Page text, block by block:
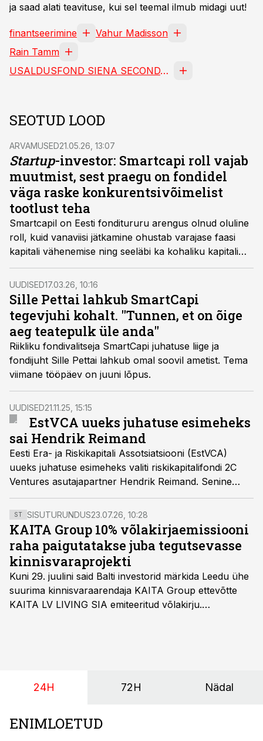
ja saad alati teavituse, kui sel teemal ilmub midagi uut!
finantseerimine
Vahur Madisson
Rain Tamm
USALDUSFOND SIENA SECONDARY FUND II UÜ
SEOTUD LOOD
ARVAMUSED21.05.26, 13:07
Startup-investor: Smartcapi roll vajab
muutmist, sest praegu on fondidel
väga raske konkurentsivõimelist
tootlust teha
Smartcapil on Eesti fonditururu arengus olnud oluline
roll, kuid vanaviisi jätkamine ohustab varajase faasi
kapitali vähenemise ning seeläbi ka kohaliku kapitali
panuse kahanemisega uute ettevõtete toetamisel,
kirjutab Eesti era- ja riskikapitali assotsiatsiooni EstVCA
nõukogu eksjuht Kaari Kink.
UUDISED17.03.26, 10:16
Sille Pettai lahkub SmartCapi
tegevjuhi kohalt. "Tunnen, et on õige
aeg teatepulk üle anda"
Riikliku fondivalitseja SmartCapi juhatuse liige ja
fondijuht Sille Pettai lahkub omal soovil ametist. Tema
viimane tööpäev on juuni lõpus.
UUDISED21.11.25, 15:15
EstVCA uueks juhatuse esimeheks
sai Hendrik Reimand
Eesti Era- ja Riskikapitali Assotsiatsiooni (EstVCA)
uueks juhatuse esimeheks valiti riskikapitalifondi 2C
Ventures asutajapartner Hendrik Reimand. Senine
juhatuse esimees Kaari Kink juhatuses ei jätka.
ST SISUTURUNDUS23.07.26, 10:28
KAITA Group 10% võlakirjaemissiooni
raha paigutatakse juba tegutsevasse
kinnisvaraprojekti
Kuni 29. juulini said Balti investorid märkida Leedu ühe
suurima kinnisvaraarendaja KAITA Group ettevõtte
KAITA LV LIVING SIA emiteeritud võlakirju.
24H 72H Nädal
ENIMLOETUD